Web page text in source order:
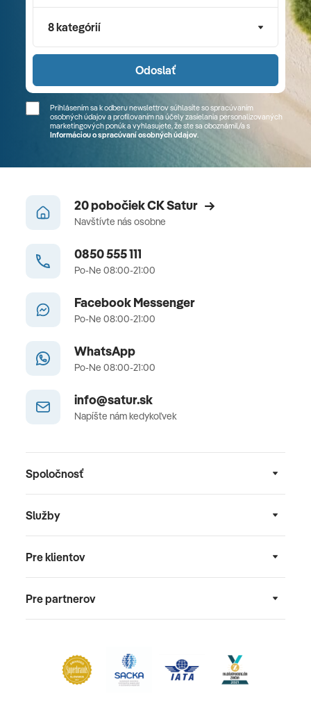
8 kategórií
Odoslať
Prihlásením sa k odberu newslettrov súhlasíte so spracúvaním
osobných údajov a profilovaním na účely zasielania personalizovaných
marketingových ponúk a vyhlasujete, že ste sa oboznámil/a s
Informáciou o spracúvaní osobných údajov.
20 pobočiek CK Satur
Navštívte nás osobne
0850 555 111
Po-Ne 08:00-21:00
Facebook Messenger
Po-Ne 08:00-21:00
WhatsApp
Po-Ne 08:00-21:00
info@satur.sk
Napíšte nám kedykoľvek
Spoločnosť
Služby
Pre klientov
Pre partnerov